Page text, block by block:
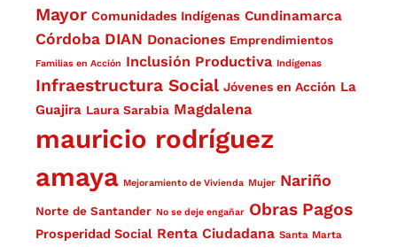
Mayor Comunidades Indígenas Cundinamarca
Córdoba DIAN Donaciones Emprendimientos
Familias en Acción Inclusión Productiva Indígenas
Infraestructura Social Jóvenes en Acción La
Guajira Laura Sarabia Magdalena
mauricio rodríguez
amaya Mejoramiento de Vivienda Mujer Nariño
Norte de Santander No se deje engañar Obras Pagos
Prosperidad Social Renta Ciudadana Santa Marta